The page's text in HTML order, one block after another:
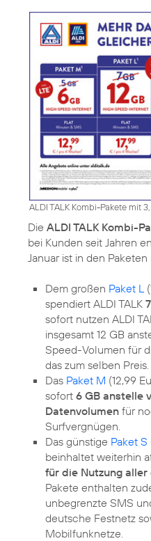
ALDI TALK Kombi-Pakete mit
Die ALDI TALK Kombi-
bei Kunden seit Jahren
Januar ist in den
Dem großen Paket L
spendiert ALDI TALK
sofort nutzen ALDI
insgesamt 12 GB
Speed-Volumen für
das zum selben Preis.
Das Paket M (12,99
sofort 6 GB anstelle
Datenvolumen für
Surfvergnügen.
Das günstige Paket S
beinhaltet weiterhin
für die Nutzung
Pakete enthalten
unbegrenzte SMS
deutsche Festnetz
Mobilfunknetze.